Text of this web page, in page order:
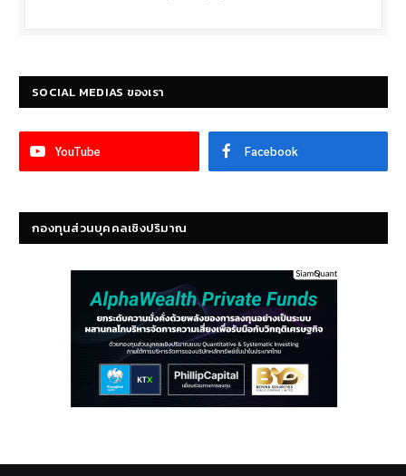
SOCIAL MEDIAS ของเรา
YouTube Facebook
กองทุนส่วนบุคคลเชิงปริมาณ